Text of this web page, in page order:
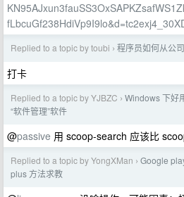
Replied to a topic by toubi › 程序员如何从公
打卡
Replied to a topic by YJBZC › Windows 下好
“软件管理”软件
@passive 用 scoop-search 应该比
Replied to a topic by YongXMan › Google
plus 方法求教